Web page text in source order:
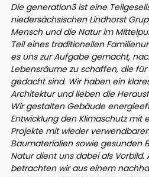
Die generation3 ist eine
niedersächsischen Lindhorst
Mensch und die Natur im
Teil eines traditionellen
es uns zur Aufgabe gemacht,
Lebensräume zu schaffen, die
gedacht sind. Wir haben ein
Architektur und lieben die
Wir gestalten Gebäude
Entwicklung den Klimaschutz mit
Projekte mit wieder
Baumaterialien sowie gesunden
Natur dient uns dabei als Vorbild.
betrachten wir aus einem